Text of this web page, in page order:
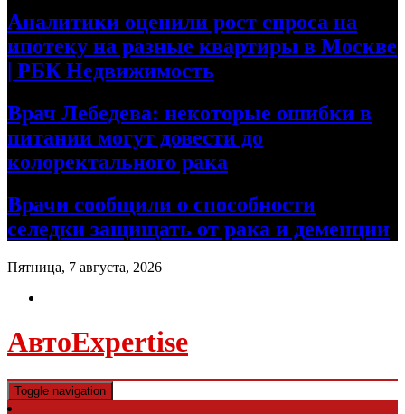
Аналитики оценили рост спроса на
ипотеку на разные квартиры в Москве
| РБК Недвижимость
Врач Лебедева: некоторые ошибки в
питании могут довести до
колоректального рака
Врачи сообщили о способности
селедки защищать от рака и деменции
Пятница, 7 августа, 2026
АвтоExpertise
Toggle navigation